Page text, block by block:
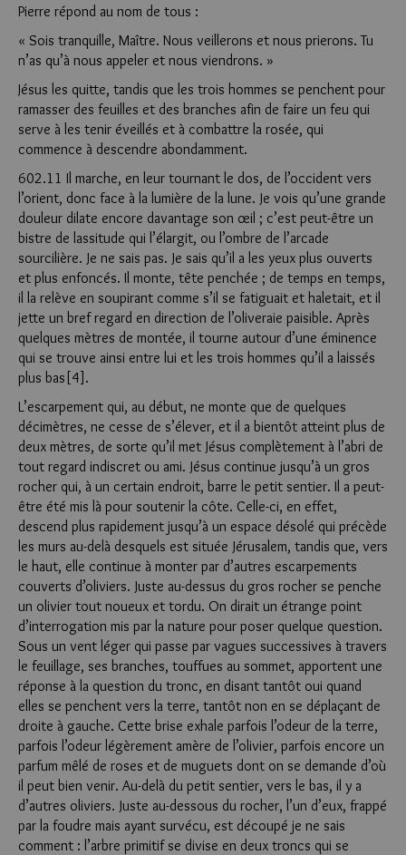
Pierre répond au nom de tous :
« Sois tranquille, Maître. Nous veillerons et nous prierons. Tu
n’as qu’à nous appeler et nous viendrons. »
Jésus les quitte, tandis que les trois hommes se penchent pour
ramasser des feuilles et des branches afin de faire un feu qui
serve à les tenir éveillés et à combattre la rosée, qui
commence à descendre abondamment.
602.11 Il marche, en leur tournant le dos, de l’occident vers
l’orient, donc face à la lumière de la lune. Je vois qu’une grande
douleur dilate encore davantage son œil ; c’est peut-être un
bistre de lassitude qui l’élargit, ou l’ombre de l’arcade
sourcilière. Je ne sais pas. Je sais qu’il a les yeux plus ouverts
et plus enfoncés. Il monte, tête penchée ; de temps en temps,
il la relève en soupirant comme s’il se fatiguait et haletait, et il
jette un bref regard en direction de l’oliveraie paisible. Après
quelques mètres de montée, il tourne autour d’une éminence
qui se trouve ainsi entre lui et les trois hommes qu’il a laissés
plus bas[4].
L’escarpement qui, au début, ne monte que de quelques
décimètres, ne cesse de s’élever, et il a bientôt atteint plus de
deux mètres, de sorte qu’il met Jésus complètement à l’abri de
tout regard indiscret ou ami. Jésus continue jusqu’à un gros
rocher qui, à un certain endroit, barre le petit sentier. Il a peut-
être été mis là pour soutenir la côte. Celle-ci, en effet,
descend plus rapidement jusqu’à un espace désolé qui précède
les murs au-delà desquels est située Jérusalem, tandis que, vers
le haut, elle continue à monter par d’autres escarpements
couverts d’oliviers. Juste au-dessus du gros rocher se penche
un olivier tout noueux et tordu. On dirait un étrange point
d’interrogation mis par la nature pour poser quelque question.
Sous un vent léger qui passe par vagues successives à travers
le feuillage, ses branches, touffues au sommet, apportent une
réponse à la question du tronc, en disant tantôt oui quand
elles se penchent vers la terre, tantôt non en se déplaçant de
droite à gauche. Cette brise exhale parfois l’odeur de la terre,
parfois l’odeur légèrement amère de l’olivier, parfois encore un
parfum mêlé de roses et de muguets dont on se demande d’où
il peut bien venir. Au-delà du petit sentier, vers le bas, il y a
d’autres oliviers. Juste au-dessous du rocher, l’un d’eux, frappé
par la foudre mais ayant survécu, est découpé je ne sais
comment : l’arbre primitif se divise en deux troncs qui se